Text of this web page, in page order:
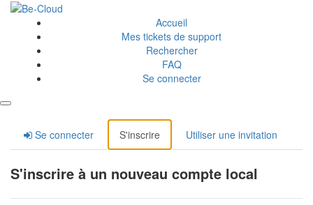
Accueil
Mes tickets de support
Rechercher
FAQ
Se connecter
Se connecter S'inscrire Utiliser une invitation
S'inscrire à un nouveau compte local